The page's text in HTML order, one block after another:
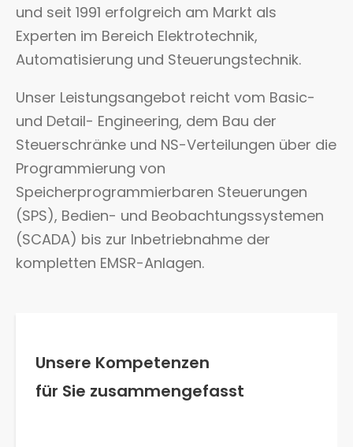
und seit 1991 erfolgreich am Markt als
Experten im Bereich Elektrotechnik,
Automatisierung und Steuerungstechnik.
Unser Leistungsangebot reicht vom Basic-
und Detail- Engineering, dem Bau der
Steuerschränke und NS-Verteilungen über die
Programmierung von
Speicherprogrammierbaren Steuerungen
(SPS), Bedien- und Beobachtungssystemen
(SCADA) bis zur Inbetriebnahme der
kompletten EMSR-Anlagen.
Unsere Kompetenzen
für Sie zusammengefasst